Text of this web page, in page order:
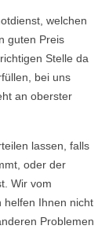
welchen
guten Preis
Stelle da
bei uns
an oberster
lassen, falls
oder der
Wir vom
helfen Ihnen nicht
Problemen